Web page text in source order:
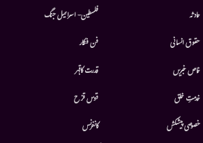
حادثہ
حقوق انسانی
خاص خبریں
خدمتِ خلق
خصوصی پیشکش
فلسطین- اسرائیل جنگ
فن فنکار
قدرت کاقہر
قوس قزح
کانفرنس